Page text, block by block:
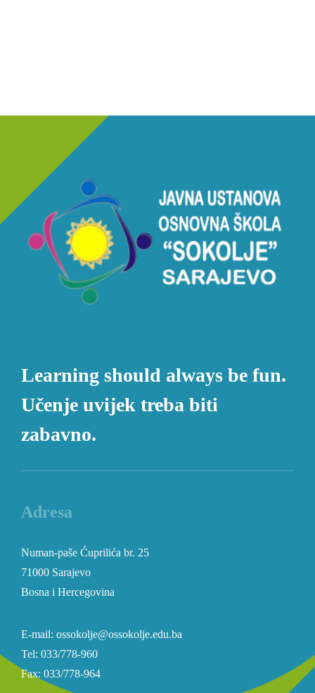
Learning should always be fun.
Učenje uvijek treba biti
zabavno.
Adresa
Numan-paše Ćuprilića br. 25
71000 Sarajevo
Bosna i Hercegovina
E-mail: ossokolje@ossokolje.edu.ba
Tel: 033/778-960
Fax: 033/778-964